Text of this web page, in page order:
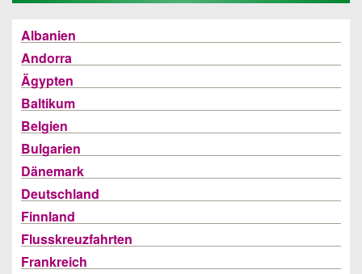
Albanien
Andorra
Ägypten
Baltikum
Belgien
Bulgarien
Dänemark
Deutschland
Finnland
Flusskreuzfahrten
Frankreich